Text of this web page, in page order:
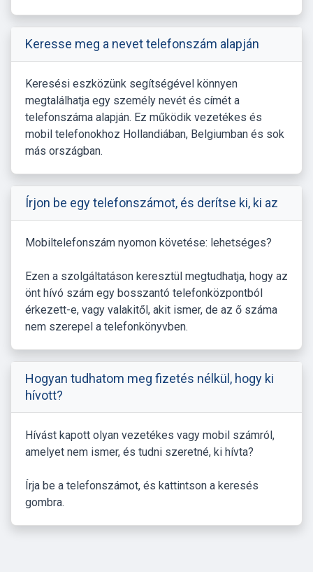
Keresse meg a nevet telefonszám alapján
Keresési eszközünk segítségével könnyen
megtalálhatja egy személy nevét és címét a
telefonszáma alapján. Ez működik vezetékes és
mobil telefonokhoz Hollandiában, Belgiumban és sok
más országban.
Írjon be egy telefonszámot, és derítse ki, ki az
Mobiltelefonszám nyomon követése: lehetséges?
Ezen a szolgáltatáson keresztül megtudhatja, hogy az
önt hívó szám egy bosszantó telefonközpontból
érkezett-e, vagy valakitől, akit ismer, de az ő száma
nem szerepel a telefonkönyvben.
Hogyan tudhatom meg fizetés nélkül, hogy ki
hívott?
Hívást kapott olyan vezetékes vagy mobil számról,
amelyet nem ismer, és tudni szeretné, ki hívta?
Írja be a telefonszámot, és kattintson a keresés
gombra.